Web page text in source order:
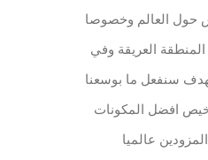
حول العالم وخصوصا
العريقة وفي
سنفعل ما بوسعنا
افضل المكونات
عالميا